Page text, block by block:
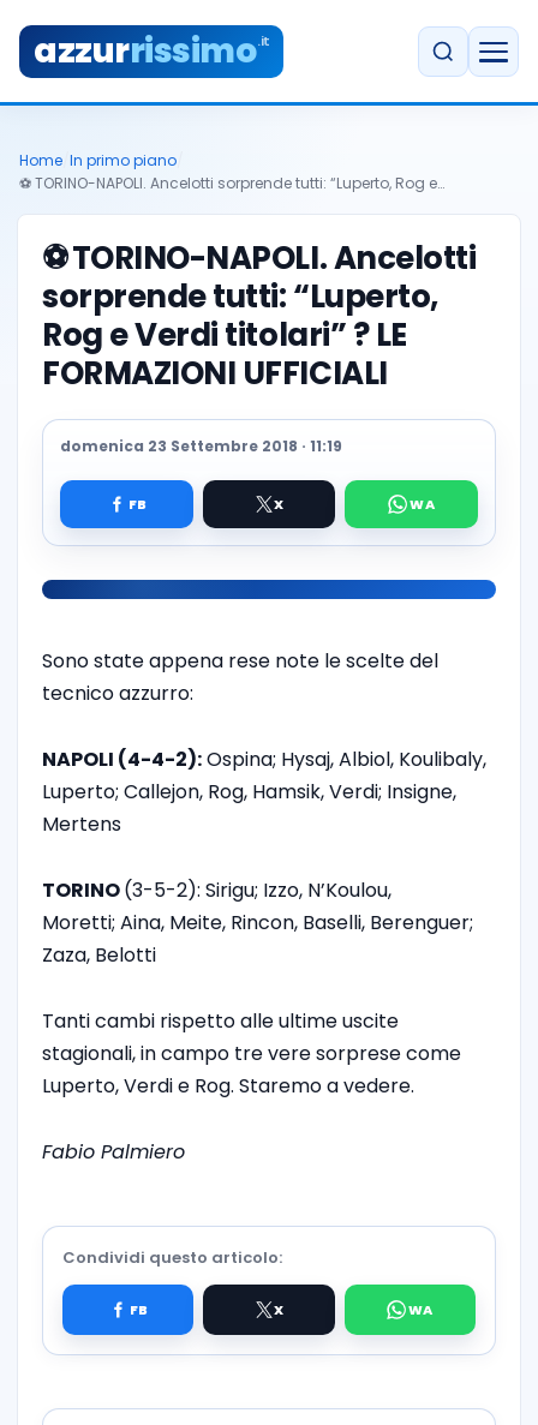
azzurrissimo.it
Home In primo piano
⚽ TORINO-NAPOLI. Ancelotti sorprende tutti: “Luperto, Rog e…
⚽TORINO-NAPOLI. Ancelotti
sorprende tutti: “Luperto,
Rog e Verdi titolari” ? LE
FORMAZIONI UFFICIALI
domenica 23 Settembre 2018 · 11:19
Sono state appena rese note le scelte del
tecnico azzurro:
NAPOLI (4-4-2):Ospina; Hysaj, Albiol, Koulibaly,
Luperto; Callejon, Rog, Hamsik, Verdi; Insigne,
Mertens
TORINO(3-5-2): Sirigu; Izzo, N’Koulou,
Moretti; Aina, Meite, Rincon, Baselli, Berenguer;
Zaza, Belotti
Tanti cambi rispetto alle ultime uscite
stagionali, in campo tre vere sorprese come
Luperto, Verdi e Rog. Staremo a vedere.
Fabio Palmiero
Condividi questo articolo: